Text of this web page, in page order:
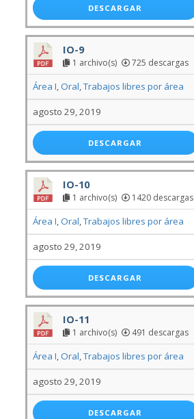
DESCARGAR
IO-9
1 archivo(s) 725 descargas
Área I,Oral,Trabajos libres por área
agosto 29, 2019
DESCARGAR
IO-10
1 archivo(s) 1420 descargas
Área I,Oral,Trabajos libres por área
agosto 29, 2019
DESCARGAR
IO-11
1 archivo(s) 491 descargas
Área I,Oral,Trabajos libres por área
agosto 29, 2019
DESCARGAR